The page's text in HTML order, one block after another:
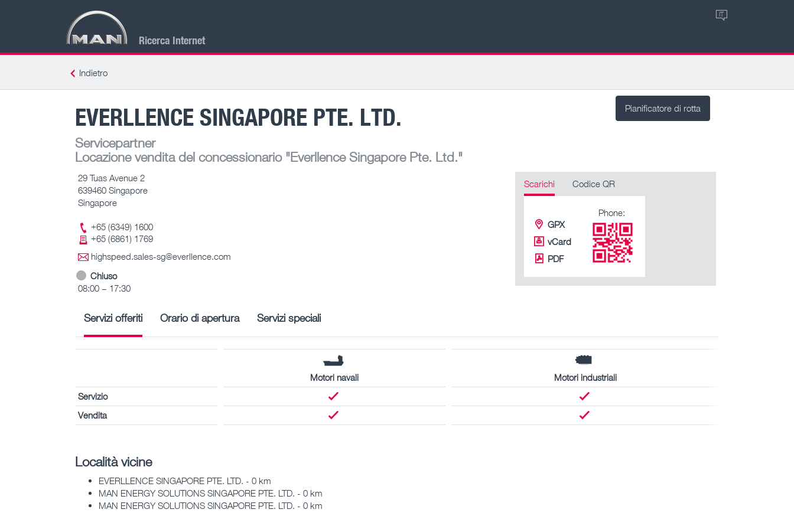
Ricerca Internet
IT
Indietro
Pianificatore di rotta
EVERLLENCE SINGAPORE PTE. LTD.
Servicepartner
Locazione vendita del concessionario"Everllence Singapore Pte. Ltd."
29 Tuas Avenue 2
639460 Singapore
Singapore
+65 (6349) 1600
+65 (6861) 1769
highspeed.sales-sg@everllence.com
Chiuso
08:00 – 17:30
Scarichi Codice QR
GPX
vCard
PDF
Phone:
Servizi offeriti Orario di apertura Servizi speciali
Motori navali
Motori industriali
Servizio
Vendita
Località vicine
EVERLLENCE SINGAPORE PTE. LTD. - 0 km
MAN ENERGY SOLUTIONS SINGAPORE PTE. LTD. - 0 km
MAN ENERGY SOLUTIONS SINGAPORE PTE. LTD. - 0 km